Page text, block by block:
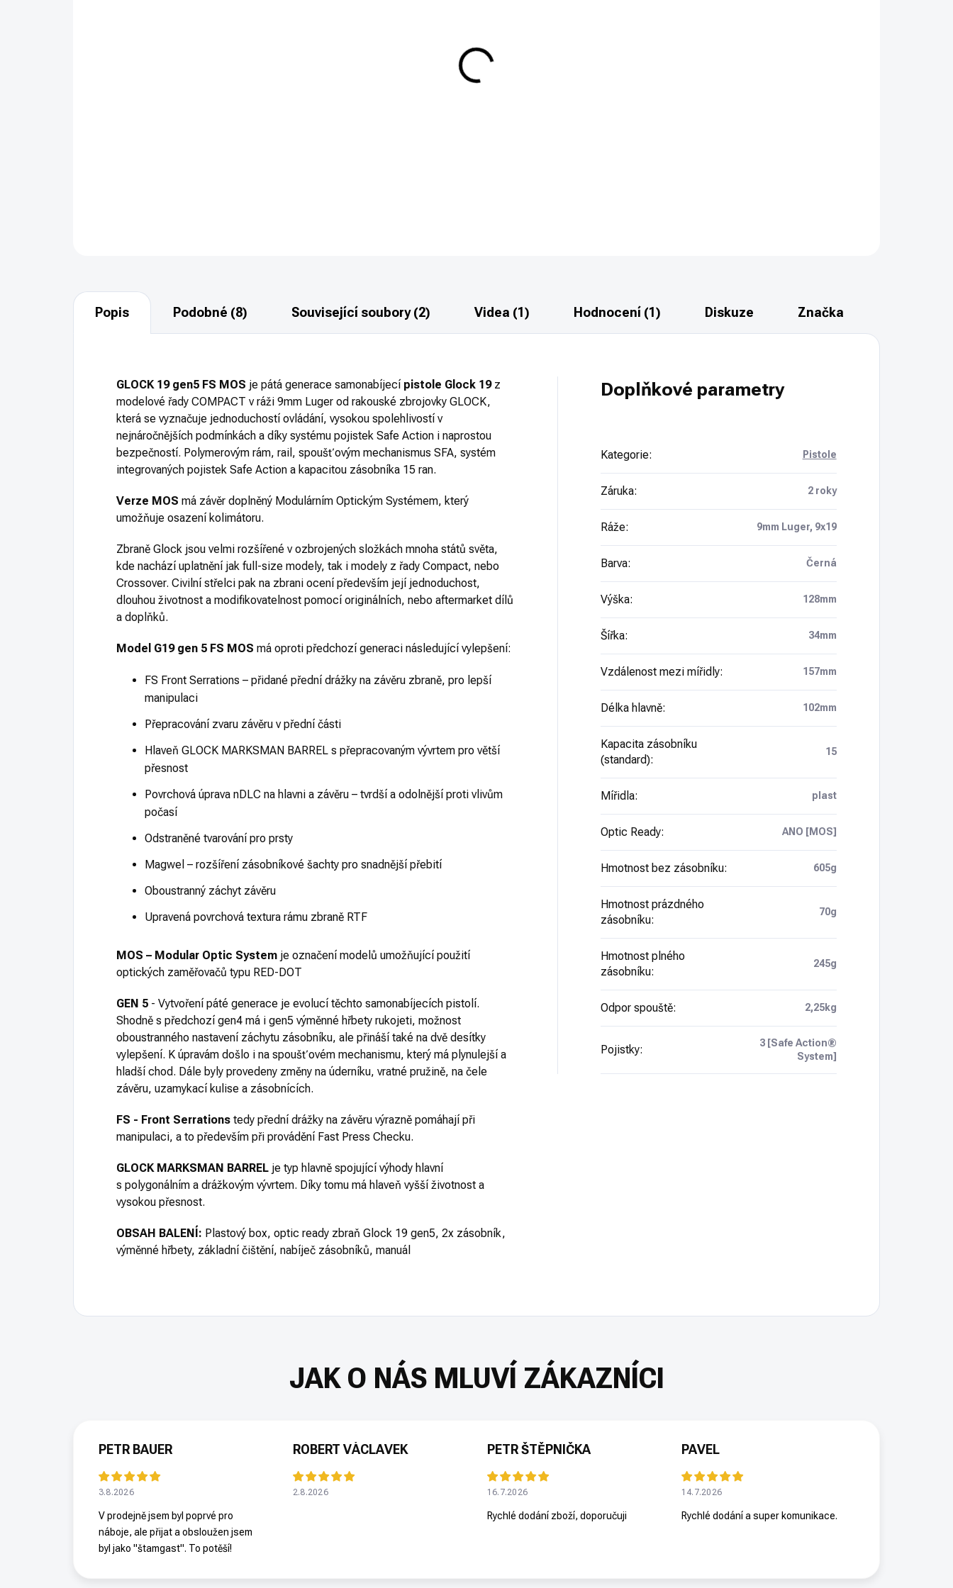
COMPACT v ráži 9x19. Kategorie R3 - nákupní povolení.
Popis Podobné (8) Související soubory (2) Videa (1) Hodnocení (1) Diskuze Značka
GLOCK 19 gen5 FS MOS je pátá generace samonabíjecí pistole Glock 19z
modelové řady COMPACT v ráži 9mm Luger od rakouské zbrojovky GLOCK,
která se vyznačuje jednoduchostí ovládání, vysokou spolehlivostí v
nejnáročnějších podmínkách a díky systému pojistek Safe Action i naprostou
bezpečností. Polymerovým rám, rail, spoušťovým mechanismus SFA, systém
integrovaných pojistek Safe Action a kapacitou zásobníka 15 ran.
Verze MOS má závěr doplněný Modulárním Optickým Systémem, který
umožňuje osazení kolimátoru.
Zbraně Glock jsou velmi rozšířené v ozbrojených složkách mnoha států světa,
kde nachází uplatnění jak full-size modely, tak i modely z řady Compact, nebo
Crossover. Civilní střelci pak na zbrani ocení především její jednoduchost,
dlouhou životnost a modifikovatelnost pomocí originálních, nebo aftermarket dílů
a doplňků.
Model G19 gen 5 FS MOS má oproti předchozí generaci následující vylepšení:
FS Front Serrations – přidané přední drážky na závěru zbraně, pro lepší
manipulaci
Přepracování zvaru závěru v přední části
Hlaveň GLOCK MARKSMAN BARREL s přepracovaným vývrtem pro větší
přesnost
Povrchová úprava nDLC na hlavni a závěru – tvrdší a odolnější proti vlivům
počasí
Odstraněné tvarování pro prsty
Magwel – rozšíření zásobníkové šachty pro snadnější přebití
Oboustranný záchyt závěru
Upravená povrchová textura rámu zbraně RTF
MOS – Modular Optic System je označení modelů umožňující použití
optických zaměřovačů typu RED-DOT
GEN 5 - Vytvoření páté generace je evolucí těchto samonabíjecích pistolí.
Shodně s předchozí gen4 má i gen5 výměnné hřbety rukojeti, možnost
oboustranného nastavení záchytu zásobníku, ale přináší také na dvě desítky
vylepšení. K úpravám došlo i na spoušťovém mechanismu, který má plynulejší a
hladší chod. Dále byly provedeny změny na úderníku, vratné pružině, na čele
závěru, uzamykací kulise a zásobnících.
FS - Front Serrations tedy přední drážky na závěru výrazně pomáhají při
manipulaci, a to především při provádění Fast Press Checku.
GLOCK MARKSMAN BARREL je typ hlavně spojující výhody hlavní
s polygonálním a drážkovým vývrtem. Díky tomu má hlaveň vyšší životnost a
vysokou přesnost.
OBSAH BALENÍ: Plastový box, optic ready zbraň Glock 19 gen5, 2x zásobník,
výměnné hřbety, základní čištění, nabíječ zásobníků, manuál
Doplňkové parametry
Kategorie: Pistole
Záruka: 2 roky
Ráže: 9mm Luger, 9x19
Barva: Černá
Výška: 128mm
Šířka: 34mm
Vzdálenost mezi mířidly: 157mm
Délka hlavně: 102mm
Kapacita zásobníku
(standard):
15
Mířidla: plast
Optic Ready: ANO [MOS]
Hmotnost bez zásobníku: 605g
Hmotnost prázdného
zásobníku:
70g
Hmotnost plného
zásobníku:
245g
Odpor spouště: 2,25kg
Pojistky:
3 [Safe Action®
System]
PETR BAUER
3.8.2026
V prodejně jsem byl poprvé pro
náboje, ale přijat a obsloužen jsem
byl jako "štamgast". To potěší!
ROBERT VÁCLAVEK
2.8.2026
PETR ŠTĚPNIČKA
16.7.2026
Rychlé dodání zboží, doporučuji
PAVEL
14.7.2026
Rychlé dodání a super komunikace.